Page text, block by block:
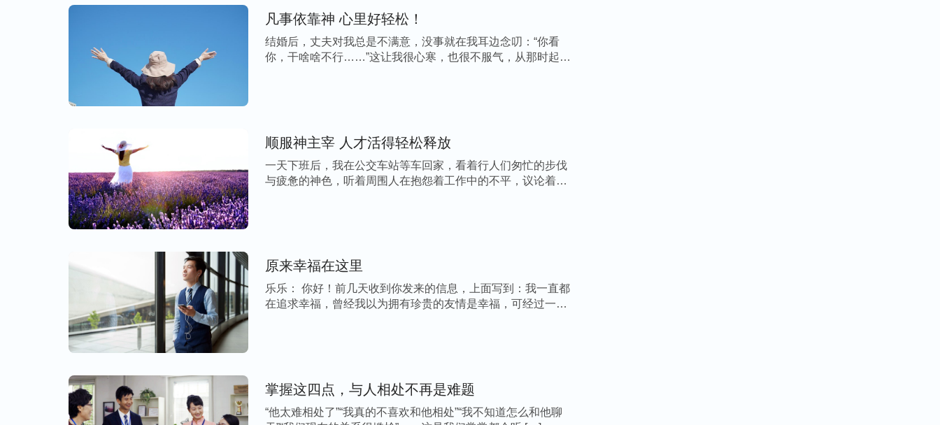
类当中，在任何一个社会当中，这句话都很盛行，能说成是潮流，因为这句话灌输在每一个
人的心里，装在每一个人的心里。人从一开始不接受到人听着习以为常，以至于当自己接触
现实生活的时候，人逐渐默认了这句话，认可了这句话的存在，到最后自己同意了这句话的
存在，这个过程是不是撒但败坏人的过程？……你们是不是认为在这个世界上没有钱活不下
去，没有钱日子一天也过不下去呢？人有多少钱地位就多高，人有多少钱就多尊贵，没钱的
了。这句话、这个潮流带给人的是什么呢？好多人是不是为了挣钱不惜一切代价呢？好多人
是不是为了得到更多的钱而失去尊严、失去人格呢？更有好多的人是不是为了挣钱而失去了
尽本分的机会，失去了跟随神的机会呢？这些对人来说是不是损失呢？ （是。）
那撒但用这
样的方式，用这一句话就把人败坏到这个程度，撒但的用心是不是险恶啊？这招是不是很恶
毒啊？就流行这么一句话，从你一开始对这句话不以为然到你认为这句话是
这个人的心就彻底被它夺去了，所以说你也不由自主地为着这一句话去活着。
揣摩着神的话我有点明白了，原来我落到如此地步，活得这么痛苦，都是因着受“有钱能使
鬼推磨”“金钱至上”等撒但哲学观点的苦害、拼命追求金钱导致的。在这些观点的支配下，我
认为有了钱就有了一切，就能赢得别人的高看，过上人上人的生活，这样的人生才是最有意
义的。特别是看到大伯哥有了钱，不但物质生活好，更能得到众人的高看，我更加认证了
“钱”的重要性。为此，我身不由己地为了钱去奋斗，想想我们从搭棚摆摊到承包一家又一家
食堂，虽然中间遭到很多挫折、不顺，但我都不放弃，直到找到赚钱的买卖为止。为了多挣
钱，我边打理食堂边开店，每天起早贪黑，忙得脚不着地，就像一个挣钱的工具一样；寒冬
凡事依靠神 心里好轻松！
结婚后，丈夫对我总是不满意，没事就在我耳边念叨：“你看
你，干啥啥不行……”这让我很心寒，也很不服气，从那时起我
顺服神主宰 人才活得轻松释放
一天下班后，我在公交车站等车回家，看着行人们匆忙的步伐
与疲惫的神色，听着周围人在抱怨着工作中的不平，议论着同
原来幸福在这里
乐乐： 你好！前几天收到你发来的信息，上面写到：我一直都
在追求幸福，曾经我以为拥有珍贵的友情是幸福，可经过一些
掌握这四点，与人相处不再是难题
“他太难相处了”“我真的不喜欢和他相处”“我不知道怎么和他聊